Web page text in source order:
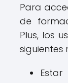
Para
de
Plus, los
siguientes